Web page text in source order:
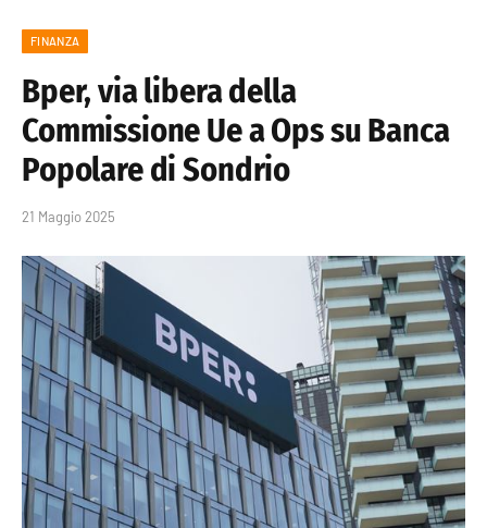
FINANZA
Bper, via libera della
Commissione Ue a Ops su Banca
Popolare di Sondrio
21 Maggio 2025